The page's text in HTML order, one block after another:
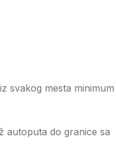
svakog mesta minimum
autoputa do granice sa